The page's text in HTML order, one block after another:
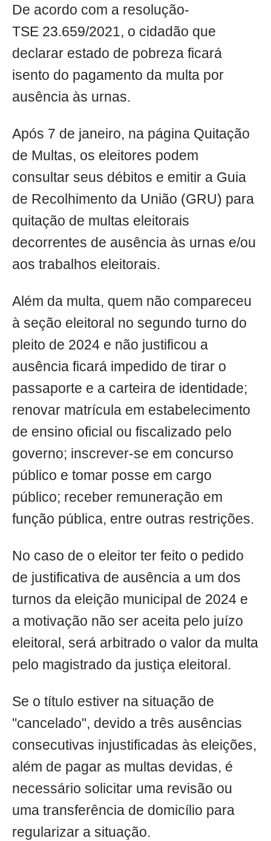
De acordo com a resolução-
TSE 23.659/2021, o cidadão que
declarar estado de pobreza ficará
isento do pagamento da multa por
ausência às urnas.
Após 7 de janeiro, na página Quitação
de Multas, os eleitores podem
consultar seus débitos e emitir a Guia
de Recolhimento da União (GRU) para
quitação de multas eleitorais
decorrentes de ausência às urnas e/ou
aos trabalhos eleitorais.
Além da multa, quem não compareceu
à seção eleitoral no segundo turno do
pleito de 2024 e não justificou a
ausência ficará impedido de tirar o
passaporte e a carteira de identidade;
renovar matrícula em estabelecimento
de ensino oficial ou fiscalizado pelo
governo; inscrever-se em concurso
público e tomar posse em cargo
público; receber remuneração em
função pública, entre outras restrições.
No caso de o eleitor ter feito o pedido
de justificativa de ausência a um dos
turnos da eleição municipal de 2024 e
a motivação não ser aceita pelo juízo
eleitoral, será arbitrado o valor da multa
pelo magistrado da justiça eleitoral.
Se o título estiver na situação de
"cancelado", devido a três ausências
consecutivas injustificadas às eleições,
além de pagar as multas devidas, é
necessário solicitar uma revisão ou
uma transferência de domicílio para
regularizar a situação.